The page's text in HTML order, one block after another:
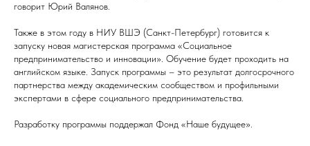
говорит Юрий Валянов.
Также в этом году в НИУ ВШЭ (Санкт-Петербург) готовится к
запуску новая магистерская программа «Социальное
предпринимательство и инновации». Обучение будет проходить на
английском языке. Запуск программы – это результат долгосрочного
партнерства между академическим сообществом и профильными
экспертами в сфере социального предпринимательства.
Разработку программы поддержал Фонд «Наше будущее».